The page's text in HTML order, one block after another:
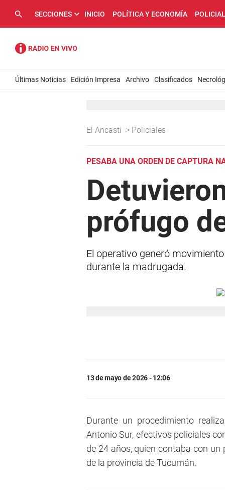
SECCIONES INICIO POLÍTICA Y ECONOMÍA
Últimas Noticias Edición Impresa Archivo Clasificados
El Ancasti > Policiales
PESABA UNA ORDEN DE CAPTURA
prófugo
El operativo generó
durante la madrugada.
13 de mayo de 2026 - 12:06
Durante un procedimiento
Antonio Sur, efectivos policiales
de 24 años, quien contaba con
de la provincia de Tucumán.